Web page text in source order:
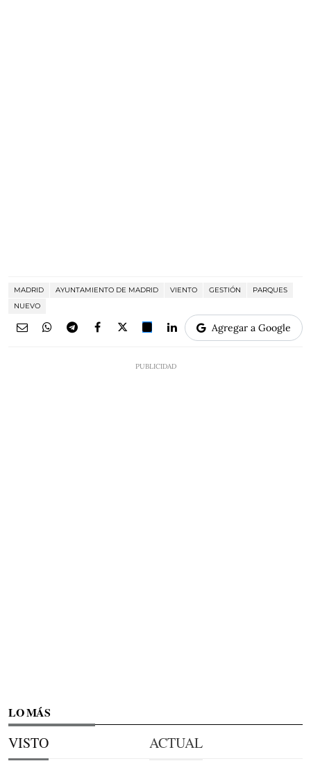
MADRID AYUNTAMIENTO DE MADRID VIENTO GESTIÓN
PARQUES
NUEVO
Agregar a Google
LO MÁS
VISTO ACTUAL